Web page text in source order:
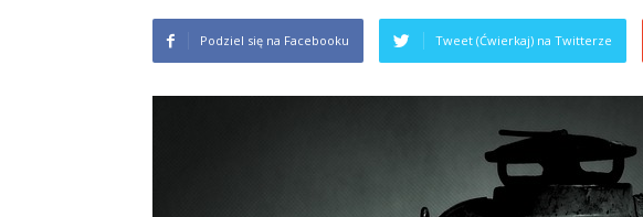
Podziel się na Facebooku Tweet (Ćwierkaj) na Twitterze